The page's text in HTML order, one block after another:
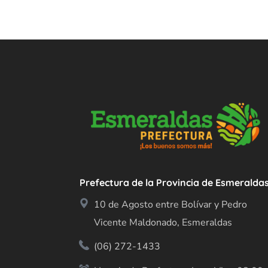
Prefectura de la Provincia de
10 de Agosto entre Bolívar y Pedro
Vicente Maldonado, Esmeraldas
(06) 272-1433